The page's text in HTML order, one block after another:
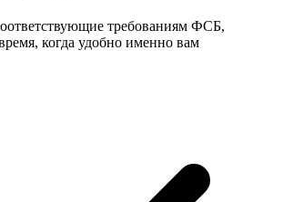
требованиям ФСБ,
когда удобно именно вам